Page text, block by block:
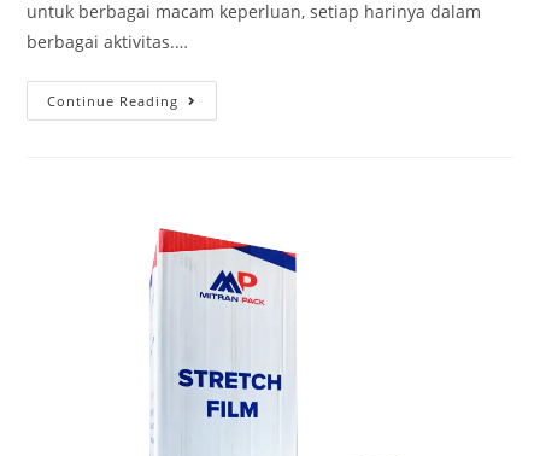
untuk berbagai macam keperluan, setiap harinya dalam
berbagai aktivitas.…
Continue Reading